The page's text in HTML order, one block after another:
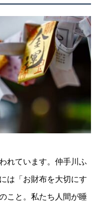
れています。仲手川ふ
は「お財布を大切にす
こと。私たち人間が睡